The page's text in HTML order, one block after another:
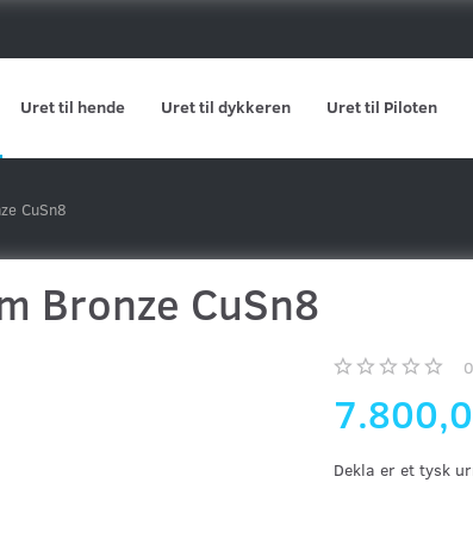
Uret til hende Uret til dykkeren Uret til Piloten
CuSn8
Bronze CuSn8
0
Dekla er et tysk